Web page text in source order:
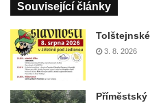
Související články
3. 8. 2026
Příměstský